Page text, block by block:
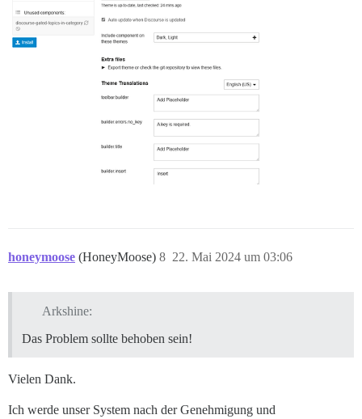
honeymoose (HoneyMoose) 22. Mai 2024 um 03:06
8
Arkshine:
Das Problem sollte behoben sein!
Vielen Dank.
Ich werde unser System nach der Genehmigung und